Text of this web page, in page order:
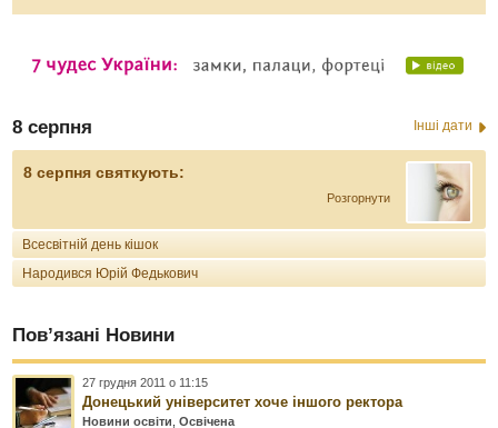
8 серпня Інші дати
8 серпня святкують:
Розгорнути
Всесвітній день кішок
Народився Юрій Федькович
Пов’язані Новини
27 грудня 2011 о 11:15
Донецький університет хоче іншого ректора
Новини освіти ,Освічена